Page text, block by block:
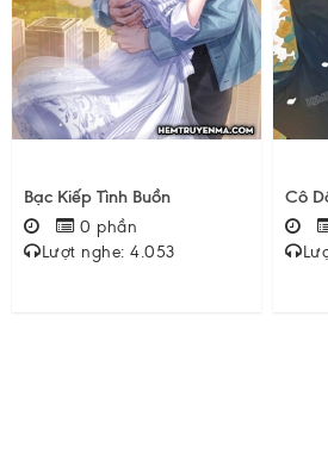
Bạc Kiếp Tình Buồn
0 phần
Lượt nghe: 4.053
Cô